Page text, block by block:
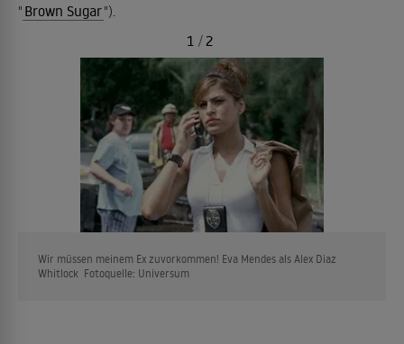
" Brown Sugar").
Wir müssen meinem Ex zuvorkommen! Eva Mendes als Alex Diaz
Whitlock Fotoquelle: Universum
1 / 2